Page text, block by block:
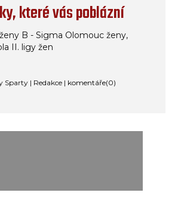
které vás poblázní
B - Sigma Olomouc ženy,
II. ligy žen
Sparty | Redakce | komentáře(0)